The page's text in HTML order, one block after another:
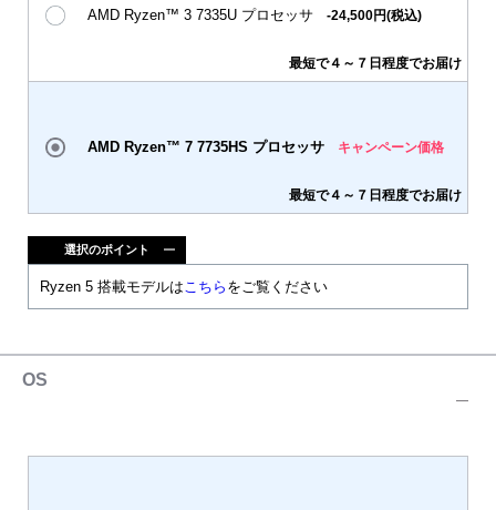
最短で４～７日程度でお届け
AMD Ryzen™ 3 7335U プロセッサ -24,500円(税込)
最短で４～７日程度でお届け
AMD Ryzen™ 7 7735HS プロセッサ キャンペーン価格
選択のポイント
Ryzen 5 搭載モデルはこちら をご覧ください
OS